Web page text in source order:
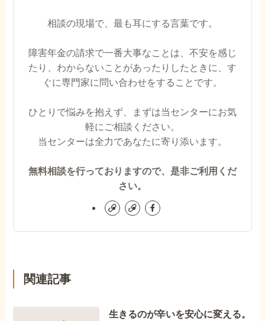
相談の現場で、最も耳にする言葉です。
障害年金の請求で一番大事なことは、不安を感じ
たり、わからないことがあったりしたときに、す
ぐに専門家に問い合わせをすることです。
ひとりで悩みを抱えず、まずは当センターにお気
軽にご相談ください。
当センターは全力であなたに寄り添います。
無料相談を行っておりますので、是非ご利用くだ
さい。
関連記事
生きるのが辛いを安心に変える。